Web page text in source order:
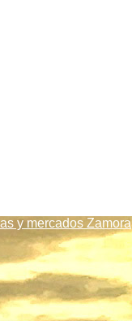
y mercados Zamora